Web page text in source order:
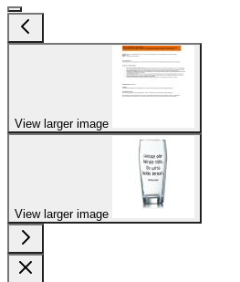
View larger image
View larger image